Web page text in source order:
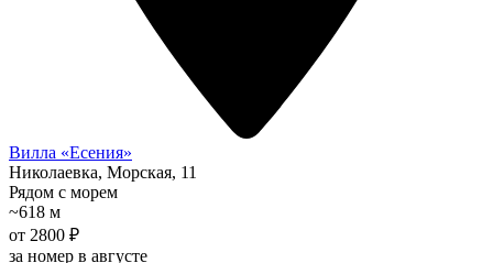
Вилла «Есения»
Николаевка, Морская, 11
Рядом с морем
~618 м
от 2800 ₽
за номер в августе